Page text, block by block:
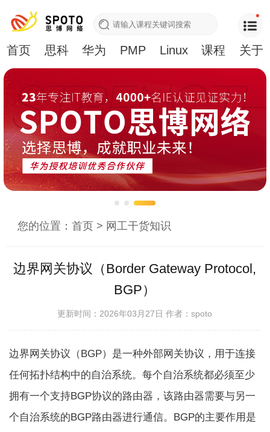
首页 思科 华为 PMP Linux 课程 关于
您的位置：首页 > 网工干货知识
边界网关协议（Border Gateway Protocol,
BGP）
更新时间：2026年03月27日作者：spoto
边界网关协议（BGP）是一种外部网关协议，用于连接
任何拓扑结构中的自治系统。每个自治系统都必须至少
拥有一个支持BGP协议的路由器，该路由器需要与另一
个自治系统的BGP路由器进行通信。BGP的主要作用是